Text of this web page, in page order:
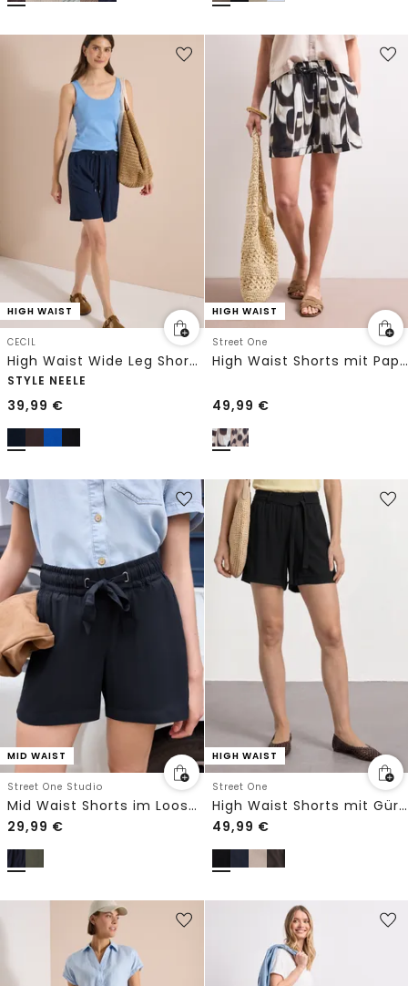
HIGH WAIST
CECIL
High Waist Wide Leg Shorts im Loose Fit
STYLE NEELE
39,99 €
HIGH WAIST
Street One
High Waist Shorts mit Paperbag-Bund
49,99 €
MID WAIST
Street One Studio
Mid Waist Shorts im Loose Fit
29,99 €
HIGH WAIST
Street One
High Waist Shorts mit Gürtel
49,99 €